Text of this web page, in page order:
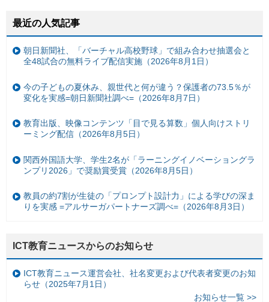
最近の人気記事
朝日新聞社、「バーチャル高校野球」で組み合わせ抽選会と
全48試合の無料ライブ配信実施（2026年8月1日）
今の子どもの夏休み、親世代と何が違う？保護者の73.5％が
変化を実感=朝日新聞社調べ=（2026年8月7日）
教育出版、映像コンテンツ「目で見る算数」個人向けストリ
ーミング配信（2026年8月5日）
関西外国語大学、学生2名が「ラーニングイノベーショングラ
ンプリ2026」で奨励賞受賞（2026年8月5日）
教員の約7割が生徒の「プロンプト設計力」による学びの深ま
りを実感 =アルサーガパートナーズ調べ=（2026年8月3日）
ICT教育ニュースからのお知らせ
ICT教育ニュース運営会社、社名変更および代表者変更のお知
らせ（2025年7月1日）
お知らせ一覧 >>